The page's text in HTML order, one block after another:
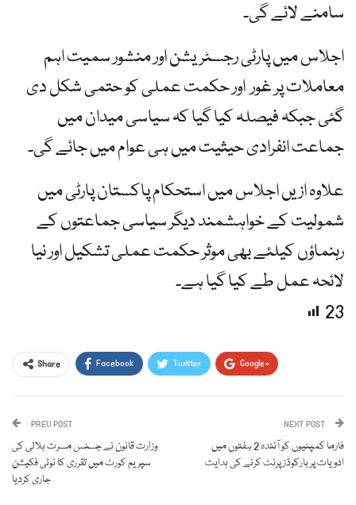
سامنے لائے گی۔
اجلاس میں پارٹی رجسٹریشن اور منشور سمیت اہم
معاملات پر غور اور حکمت عملی کو حتمی شکل دی
گئی جبکہ فیصلہ کیا گیا کہ سیاسی میدان میں
جماعت انفرادی حیثیت میں ہی عوام میں جائے گی۔
علاوہ ازیں اجلاس میں استحکام پاکستان پارٹی میں
شمولیت کے خواہشمند دیگر سیاسی جماعتوں کے
رہنماؤں کیلئے بھی موثر حکمت عملی تشکیل اور نیا
لائحہ عمل طے کیا گیا ہے۔
23
Share Facebook Twitter Google+
Email
PREV POST
وزارت قانون نے جسٹس مسرت ہلالی کی
سپریم کورٹ میں تقرری کا نوٹی فکیشن
جاری کردیا
NEXT POST
فارما کمپنیوں کو آئندہ 2 ہفتوں میں
ادویات پر بارکوڈز پرنٹ کرنے کی ہدایت